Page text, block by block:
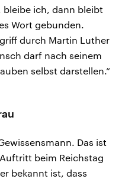
ich, dann bleibt
Wort gebunden.
durch Martin Luther
darf nach seinem
selbst darstellen.“
Das ist
beim Reichstag
bekannt ist, dass